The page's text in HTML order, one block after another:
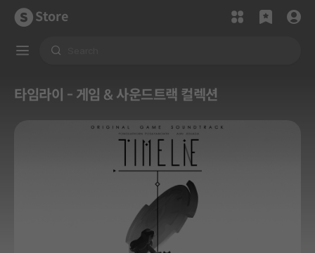
Store
타임라이 - 게임 & 사운드트랙 컬렉션